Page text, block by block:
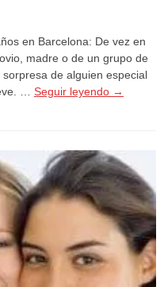
en Barcelona: De vez en
madre o de un grupo de
de alguien especial
… Seguir leyendo →